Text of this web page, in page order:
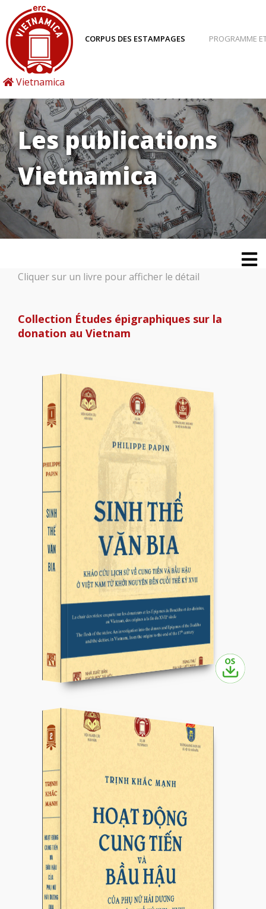
Vietnamica
CORPUS DES ESTAMPAGES PROGRAMME
Les publications
Vietnamica
Cliquer sur un livre pour afficher le détail
Collection Études épigraphiques sur la
donation au Vietnam